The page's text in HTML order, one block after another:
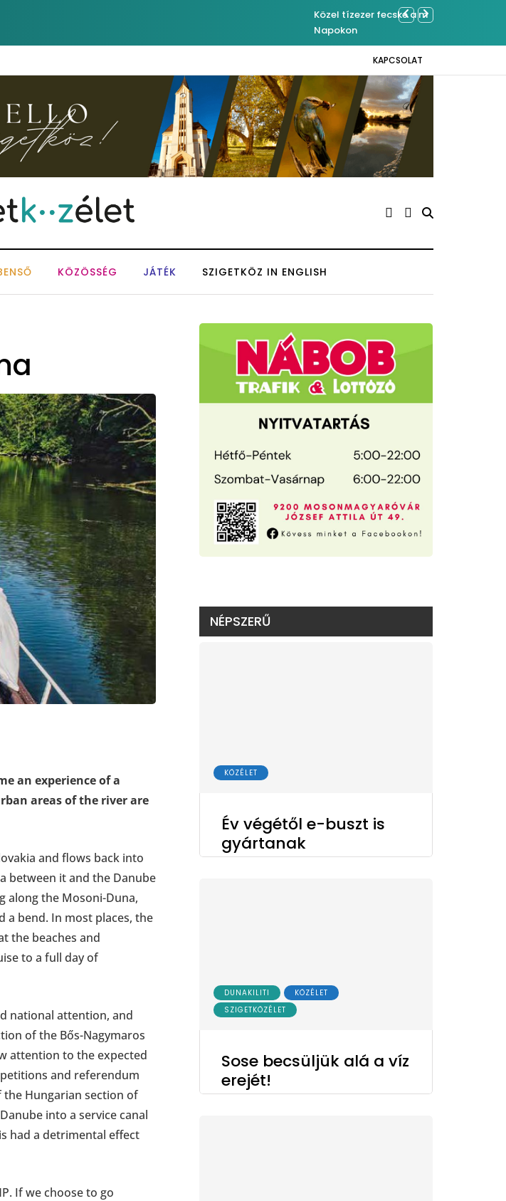
a morotva nádasában – Kiemelkedő hazai eredmények az Európai Madármegfigyelő
Ferenc József
KAPCSOLAT
KÖZÖSSÉG JÁTÉK SZIGETKÖZ IN ENGLISH
an experience of a
areas of the river are
and flows back into
between it and the Danube
along the Mosoni-Duna,
a bend. In most places, the
the beaches and
to a full day of
national attention, and
of the Bős-Nagymaros
attention to the expected
and referendum
Hungarian section of
into a service canal
had a detrimental effect
If we choose to go
NÉPSZERŰ
KÖZÉLET
Év végétől e-buszt is
gyártanak
DUNAKILITI
KÖZÉLET
SZIGETKÖZÉLET
Sose becsüljük alá a víz
erejét!